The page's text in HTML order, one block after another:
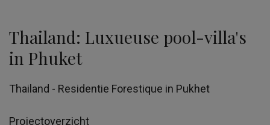
Thailand: Luxueuse pool-villa's
in Phuket
Thailand - Residentie Forestique in Pukhet
Projectoverzicht